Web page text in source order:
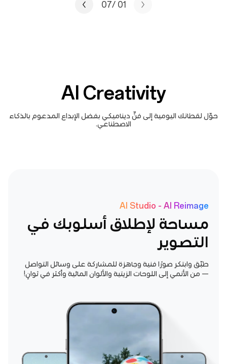
01
/07
AI Creativity
حوّل لقطاتك اليومية إلى فنٍّ ديناميكي بفضل الإبداع المدعوم بالذكاء
الاصطناعي.
AI Studio - AI Reimage
مساحة لإطلاق أسلوبك في
التصوير
طبّق وابتكر صورًا فنية وجاهزة للمشاركة على وسائل التواصل
— من الأنمي إلى اللوحات الزيتية والألوان المائية وأكثر في ثوانٍ!